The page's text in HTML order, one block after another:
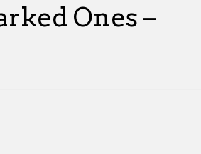
Ones –